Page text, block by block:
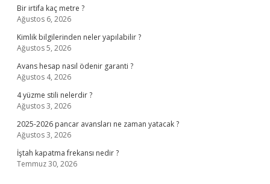
Bir irtifa kaç metre ?
Ağustos 6, 2026
Kimlik bilgilerinden neler yapılabilir ?
Ağustos 5, 2026
Avans hesap nasıl ödenir garanti ?
Ağustos 4, 2026
4 yüzme stili nelerdir ?
Ağustos 3, 2026
2025-2026 pancar avansları ne zaman yatacak ?
Ağustos 3, 2026
İştah kapatma frekansı nedir ?
Temmuz 30, 2026